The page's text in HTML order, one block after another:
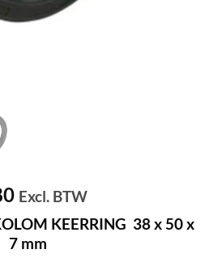
Excl. BTW
KEERRING 38 x 50 x
7 mm